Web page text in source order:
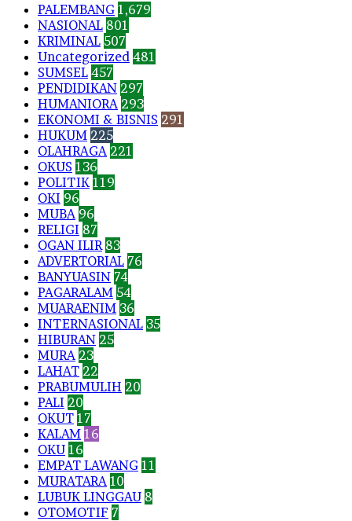
PALEMBANG 1,679
NASIONAL 801
KRIMINAL 507
Uncategorized 481
SUMSEL 457
PENDIDIKAN 297
HUMANIORA 293
EKONOMI & BISNIS 291
HUKUM 225
OLAHRAGA 221
OKUS 136
POLITIK 119
OKI 96
MUBA 96
RELIGI 87
OGAN ILIR 83
ADVERTORIAL 76
BANYUASIN 74
PAGARALAM 54
MUARAENIM 36
INTERNASIONAL 35
HIBURAN 25
MURA 23
LAHAT 22
PRABUMULIH 20
PALI 20
OKUT 17
KALAM 16
OKU 16
EMPAT LAWANG 11
MURATARA 10
LUBUK LINGGAU 8
OTOMOTIF 7